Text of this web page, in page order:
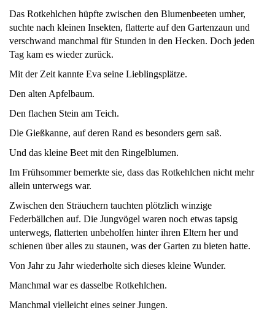
Das Rotkehlchen hüpfte zwischen den Blumenbeeten umher,
suchte nach kleinen Insekten, flatterte auf den Gartenzaun und
verschwand manchmal für Stunden in den Hecken. Doch jeden
Tag kam es wieder zurück.
Mit der Zeit kannte Eva seine Lieblingsplätze.
Den alten Apfelbaum.
Den flachen Stein am Teich.
Die Gießkanne, auf deren Rand es besonders gern saß.
Und das kleine Beet mit den Ringelblumen.
Im Frühsommer bemerkte sie, dass das Rotkehlchen nicht mehr
allein unterwegs war.
Zwischen den Sträuchern tauchten plötzlich winzige
Federbällchen auf. Die Jungvögel waren noch etwas tapsig
unterwegs, flatterten unbeholfen hinter ihren Eltern her und
schienen über alles zu staunen, was der Garten zu bieten hatte.
Von Jahr zu Jahr wiederholte sich dieses kleine Wunder.
Manchmal war es dasselbe Rotkehlchen.
Manchmal vielleicht eines seiner Jungen.